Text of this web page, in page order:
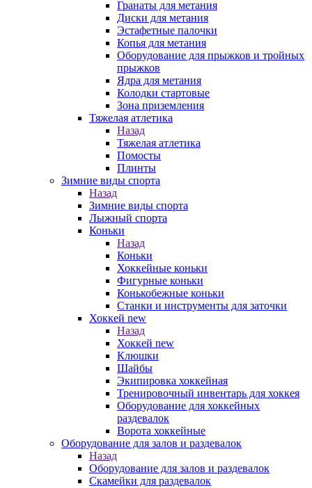
Гранаты для метания
Диски для метания
Эстафетные палочки
Копья для метания
Оборудование для прыжков и тройных
прыжков
Ядра для метания
Колодки стартовые
Зона приземления
Тяжелая атлетика
Назад
Тяжелая атлетика
Помосты
Плинты
Зимние виды спорта
Назад
Зимние виды спорта
Лыжный спорта
Коньки
Назад
Коньки
Хоккейные коньки
Фигурные коньки
Конькобежные коньки
Станки и инструменты для заточки
Хоккей new
Назад
Хоккей new
Клюшки
Шайбы
Экипировка хоккейная
Тренировочный инвентарь для хоккея
Оборудование для хоккейных
раздевалок
Ворота хоккейные
Оборудование для залов и раздевалок
Назад
Оборудование для залов и раздевалок
Скамейки для раздевалок